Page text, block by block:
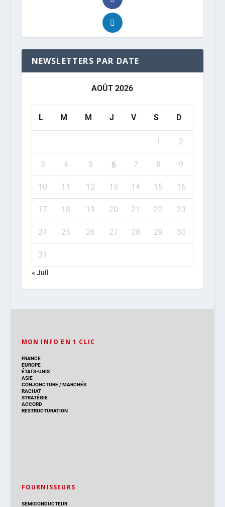
NEWSLETTERS PAR DATE
AOÛT 2026
L M M J V S D
1 2
3 4 5 6 7 8 9
10 11 12 13 14 15 16
17 18 19 20 21 22 23
24 25 26 27 28 29 30
31
« Juil
MON INFO EN 1 CLIC
FRANCE
EUROPE
ÉTATS-UNIS
ASIE
CONJONCTURE/MARCHÉS
RACHAT
STRATÉGIE
ACCORD
RESTRUCTURATION
FOURNISSEURS
SEMICONDUCTEUR